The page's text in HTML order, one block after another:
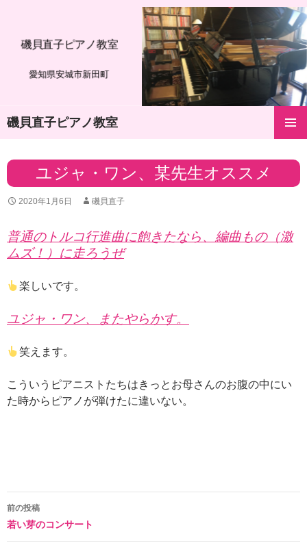
愛知県安城市新田町
磯貝直子ピアノ教室
磯貝直子ピアノ教室
テ
へ
キ
ッ
ユジャ・ワン、某先生オススメ
2020年1月6日 磯貝直子
普通のトルコ行進曲に飽きたなら、編曲もの（激
ムズ！）に走ろうぜ
楽しいです。
ユジャ・ワン、またやらかす。
笑えます。
こういうピアニストたちはきっとお母さんのお腹の中にい
た時からピアノが弾けたに違いない。
投
稿
前の投稿
若い芽のコンサート